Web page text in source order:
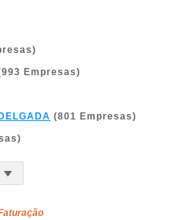
Empresas)
(801 Empresas)